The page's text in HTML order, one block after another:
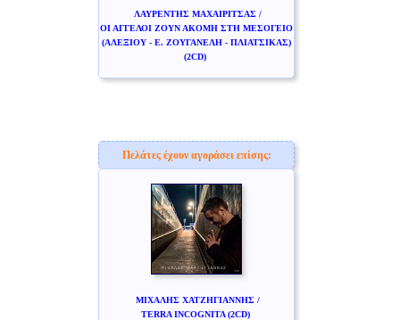
ΛΑΥΡΕΝΤΗΣ ΜΑΧΑΙΡΙΤΣΑΣ /
ΟΙ ΑΓΓΕΛΟΙ ΖΟΥΝ ΑΚΟΜΗ ΣΤΗ ΜΕΣΟΓΕΙΟ
(ΑΛΕΞΙΟΥ - Ε. ΖΟΥΓΑΝΕΛΗ - ΠΛΙΑΤΣΙΚΑΣ)
(2CD)
Πελάτες έχουν αγοράσει επίσης:
ΜΙΧΑΛΗΣ ΧΑΤΖΗΓΙΑΝΝΗΣ /
TERRA INCOGNITA (2CD)